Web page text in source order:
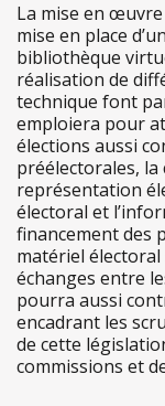
La mise en
mise en place
bibliothèque
réalisation de
technique font
emploiera pour
élections aussi
préélectorales, la
représentation
électoral et
financement des
matériel
échanges entre
pourra aussi
encadrant les
de cette
commissions et